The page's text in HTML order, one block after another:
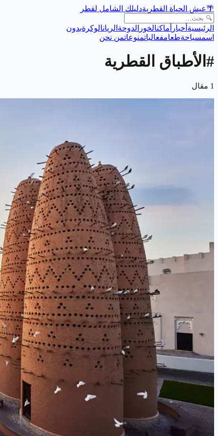
🌴عيش الحياة القطريةدليلك الشامل لقطر
الرئيسية أخبار أماكنالخور الدوحة الريانالوكرةبدون
اسمسياحةطعامفعالياتمنوعاتمن نحن
# الأطباق القطرية
1 مقال